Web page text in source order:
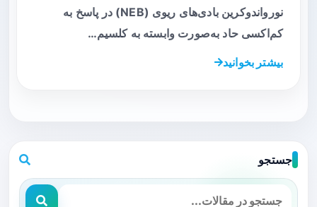
نورواندوکرین بادی‌های ریوی (NEB) در پاسخ به
کم‌اکسی حاد به‌صورت وابسته به کلسیم…
بیشتر بخوانید
جستجو